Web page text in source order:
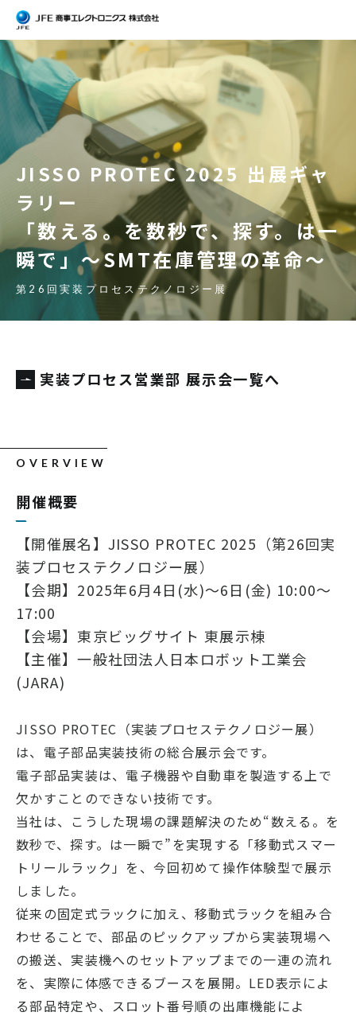
JISSO PROTEC 2025 出展ギャ
ラリー
「数える。を数秒で、探す。は一
瞬で」～SMT在庫管理の革命～
実装プロセス営業部 展示会一覧へ
OVERVIEW
開催概要
【開催展名】JISSO PROTEC 2025（第26回実
装プロセステクノロジー展）
【会期】2025年6月4日(水)～6日(金) 10:00～
17:00
【会場】東京ビッグサイト 東展示棟
【主催】一般社団法人日本ロボット工業会
(JARA)
JISSO PROTEC（実装プロセステクノロジー展）
は、電子部品実装技術の総合展示会です。
電子部品実装は、電子機器や自動車を製造する上で
欠かすことのできない技術です。
当社は、こうした現場の課題解決のため“数える。を
数秒で、探す。は一瞬で”を実現する「移動式スマー
トリールラック」を、今回初めて操作体験型で展示
しました。
従来の固定式ラックに加え、移動式ラックを組み合
わせることで、部品のピックアップから実装現場へ
の搬送、実装機へのセットアップまでの一連の流れ
を、実際に体感できるブースを展開。LED表示によ
る部品特定や、スロット番号順の出庫機能によ